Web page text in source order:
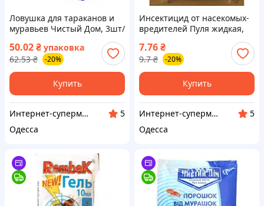
Ловушка для тараканов и
муравьев Чистый Дом, 3шт/
уп (Средства от муравьев,
тараканов, блох и клопов)
50.02₴ упаковка
62.53 ₴ -20%
Купить
Интернет-супермаркет Купа
5
Одесса
Инсектицид от насекомых-
вредителей Пуля жидкая,
муравьев, тараканов, блох
и клопов)
7.76₴
9.7 ₴ -20%
Купить
Интернет-супермаркет Купа
5
Одесса